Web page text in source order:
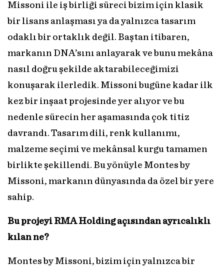
Missoni ile iş birliği süreci bizim için klasik
bir lisans anlaşması ya da yalnızca tasarım
odaklı bir ortaklık değil. Baştan itibaren,
markanın DNA’sını anlayarak ve bunu mekâna
nasıl doğru şekilde aktarabileceğimizi
konuşarak ilerledik. Missoni bugüne kadar ilk
kez bir inşaat projesinde yer alıyor ve bu
nedenle sürecin her aşamasında çok titiz
davrandı. Tasarım dili, renk kullanımı,
malzeme seçimi ve mekânsal kurgu tamamen
birlikte şekillendi. Bu yönüyle Montes by
Missoni, markanın dünyasında da özel bir yere
sahip.
Bu projeyi RMA Holding açısından ayrıcalıklı
kılan ne?
Montes by Missoni, bizim için yalnızca bir